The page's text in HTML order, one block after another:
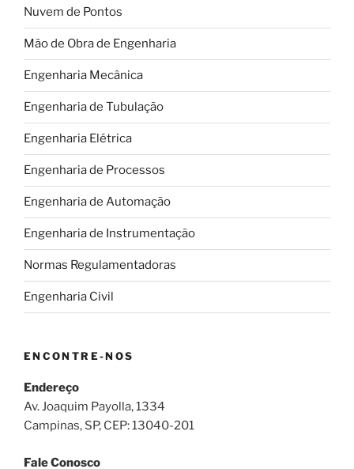
Nuvem de Pontos
Mão de Obra de Engenharia
Engenharia Mecânica
Engenharia de Tubulação
Engenharia Elétrica
Engenharia de Processos
Engenharia de Automação
Engenharia de Instrumentação
Normas Regulamentadoras
Engenharia Civil
ENCONTRE-NOS
Endereço
Av. Joaquim Payolla, 1334
Campinas, SP, CEP: 13040-201
Fale Conosco